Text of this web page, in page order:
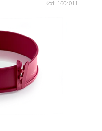
Kód: 1604011